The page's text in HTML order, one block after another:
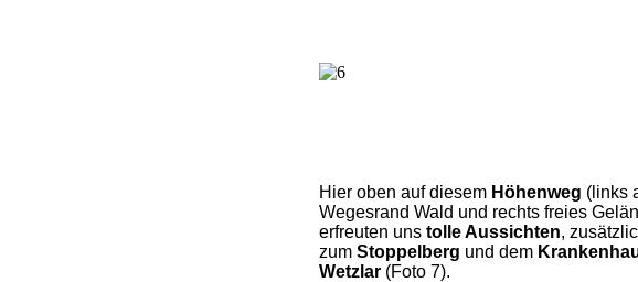
Hier oben auf diesem Höhenweg (links
Wegesrand Wald und rechts freies
erfreuten unstolle Aussichten,
zumStoppelberg und dem
Wetzlar (Foto 7).